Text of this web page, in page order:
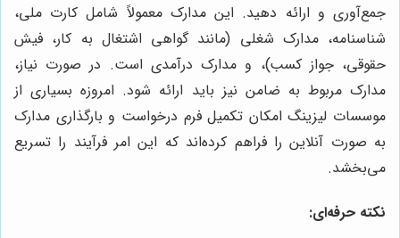
جمع‌آوری و ارائه دهید. این مدارک معمولاً شامل کارت ملی،
شناسنامه، مدارک شغلی (مانند گواهی اشتغال به کار، فیش
حقوقی، جواز کسب)، و مدارک درآمدی است. در صورت نیاز،
مدارک مربوط به ضامن نیز باید ارائه شود. امروزه بسیاری از
موسسات لیزینگ امکان تکمیل فرم درخواست و بارگذاری مدارک
به صورت آنلاین را فراهم کرده‌اند که این امر فرآیند را تسریع
می‌بخشد.
نکته حرفه‌ای: